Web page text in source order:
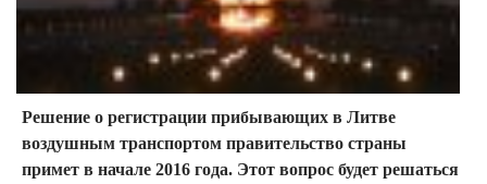
Решение о регистрации прибывающих в Литве
воздушным транспортом правительство страны
примет в начале 2016 года. Этот вопрос будет решаться